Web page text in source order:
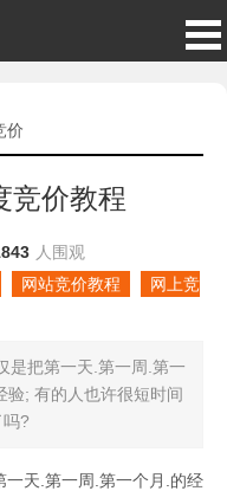
价
竞价教程
人围观
网站竞价教程
网上竞
是把第一天.第一周.第一
验; 有的人也许很短时间
?
天.第一周.第一个月.的经